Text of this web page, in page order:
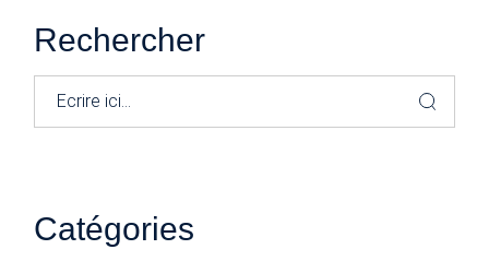
Rechercher
Rechercher
Catégories